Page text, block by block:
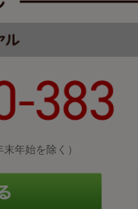
年始を除く）